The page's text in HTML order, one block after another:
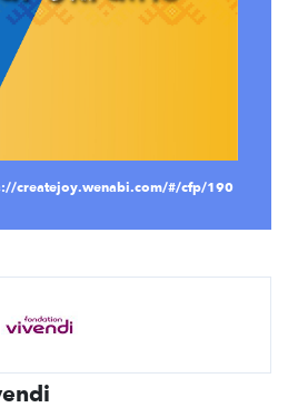
createjoy.wenabi.com/#/cfp/190